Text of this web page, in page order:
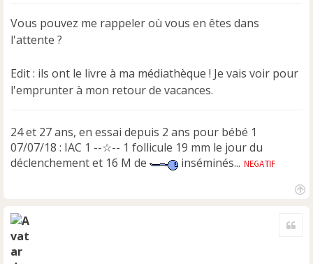
a
g
n
o
n
Vous pouvez me rappeler où vous en êtes dans
l'attente ?
Edit : ils ont le livre à ma médiathèque ! Je vais voir pour
l'emprunter à mon retour de vacances.
24 et 27 ans, en essai depuis 2 ans pour bébé 1
07/07/18 : IAC 1 --☆-- 1 follicule 19 mm le jour du
déclenchement et 16 M de
inséminés...